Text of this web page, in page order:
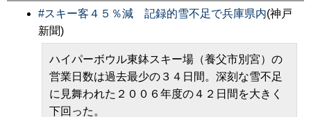
#スキー客４５％減 記録的雪不足で兵庫県内(神戸
新聞)
ハイパーボウル東鉢スキー場（養父市別宮）の
営業日数は過去最少の３４日間。深刻な雪不足
に見舞われた２００６年度の４２日間を大きく
下回った。